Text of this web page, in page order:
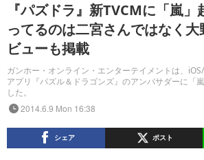
『パズドラ』新TVCMに「嵐
ってるのは二宮さんではなく
ビューも掲載
ガンホー・オンライン・エンターテイメントは、
アプリ『パズル＆ドラゴンズ』のアンバサダーに「
した。
2014.6.9 Mon 16:38
シェア ポスト